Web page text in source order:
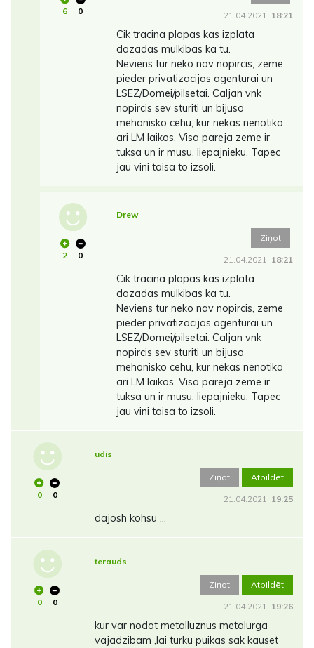
6 0 21.04.2021. 18:21
Cik tracina plapas kas izplata
dazadas mulkibas ka tu.
Neviens tur neko nav nopircis, zeme
pieder privatizacijas agenturai un
LSEZ/Domei/pilsetai. Caljan vnk
nopircis sev sturiti un bijuso
mehanisko cehu, kur nekas nenotika
ari LM laikos. Visa pareja zeme ir
tuksa un ir musu, liepajnieku. Tapec
jau vini taisa to izsoli.
2 0
Drew
Ziņot
21.04.2021. 18:21
Cik tracina plapas kas izplata
dazadas mulkibas ka tu.
Neviens tur neko nav nopircis, zeme
pieder privatizacijas agenturai un
LSEZ/Domei/pilsetai. Caljan vnk
nopircis sev sturiti un bijuso
mehanisko cehu, kur nekas nenotika
ari LM laikos. Visa pareja zeme ir
tuksa un ir musu, liepajnieku. Tapec
jau vini taisa to izsoli.
0 0
udis
Ziņot Atbildēt
21.04.2021. 19:25
dajosh kohsu ...
0 0
terauds
Ziņot Atbildēt
21.04.2021. 19:26
kur var nodot metalluznus metalurga
vajadzibam ,lai turku puikas sak kauset